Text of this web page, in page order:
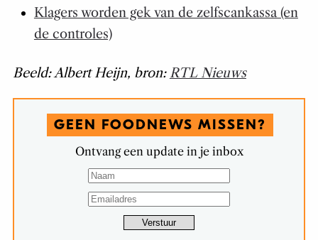
Klagers worden gek van de zelfscankassa (en
de controles)
Beeld: Albert Heijn, bron: RTL Nieuws
GEEN FOODNEWS MISSEN?
Ontvang een update in je inbox